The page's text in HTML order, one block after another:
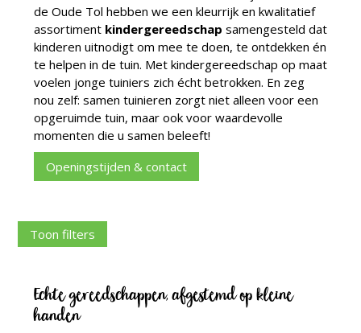
de Oude Tol hebben we een kleurrijk en kwalitatief
assortiment kindergereedschap samengesteld dat
kinderen uitnodigt om mee te doen, te ontdekken én
te helpen in de tuin. Met kindergereedschap op maat
voelen jonge tuiniers zich écht betrokken. En zeg
nou zelf: samen tuinieren zorgt niet alleen voor een
opgeruimde tuin, maar ook voor waardevolle
momenten die u samen beleeft!
Openingstijden & contact
Toon filters
Echte gereedschappen, afgestemd op kleine
handen